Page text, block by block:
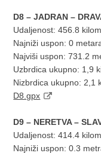
D8 – JADRAN –
Udaljenost: 456.8
Najniži uspon: 0
Najviši uspon: 731.2
Uzbrdica ukupno: 1,9
Nizbrdica ukupno: 2,1
D8.gpx
D9 – NERETVA –
Udaljenost: 414.4
Najniži uspon: 0.3